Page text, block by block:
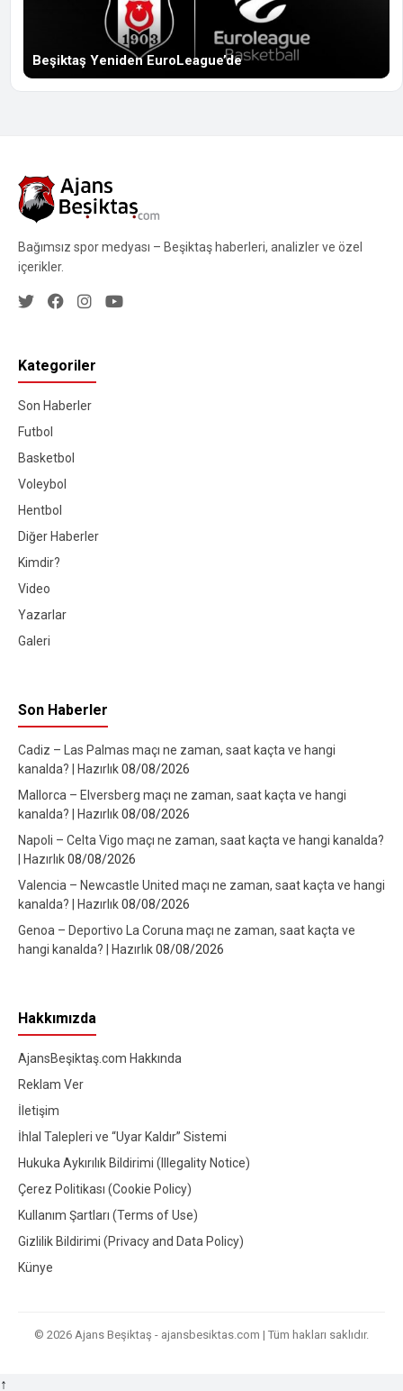
Beşiktaş Yeniden EuroLeague’de
Bağımsız spor medyası – Beşiktaş haberleri, analizler ve özel
içerikler.
Kategoriler
Son Haberler
Futbol
Basketbol
Voleybol
Hentbol
Diğer Haberler
Kimdir?
Video
Yazarlar
Galeri
Son Haberler
Cadiz – Las Palmas maçı ne zaman, saat kaçta ve hangi
kanalda? | Hazırlık08/08/2026
Mallorca – Elversberg maçı ne zaman, saat kaçta ve hangi
kanalda? | Hazırlık08/08/2026
Napoli – Celta Vigo maçı ne zaman, saat kaçta ve hangi kanalda?
| Hazırlık08/08/2026
Valencia – Newcastle United maçı ne zaman, saat kaçta ve hangi
kanalda? | Hazırlık08/08/2026
Genoa – Deportivo La Coruna maçı ne zaman, saat kaçta ve
hangi kanalda? | Hazırlık08/08/2026
Hakkımızda
AjansBeşiktaş.com Hakkında
Reklam Ver
İletişim
İhlal Talepleri ve “Uyar Kaldır” Sistemi
Hukuka Aykırılık Bildirimi (Illegality Notice)
Çerez Politikası (Cookie Policy)
Kullanım Şartları (Terms of Use)
Gizlilik Bildirimi (Privacy and Data Policy)
Künye
© 2026 Ajans Beşiktaş - ajansbesiktas.com | Tüm hakları saklıdır.
↑